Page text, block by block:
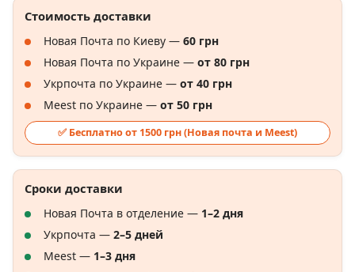
Стоимость доставки
Новая Почта по Киеву — 60 грн
Новая Почта по Украине — от 80 грн
Укрпочта по Украине — от 40 грн
Meest по Украине — от 50 грн
✅ Бесплатно от 1500 грн (Новая почта и Meest)
Сроки доставки
Новая Почта в отделение — 1–2 дня
Укрпочта — 2–5 дней
Meest — 1–3 дня